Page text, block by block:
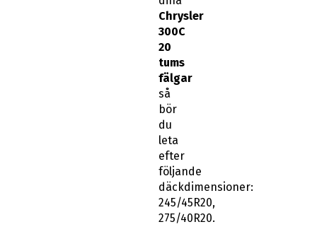
Chrysler
300C
20
tums
fälgar
så
bör
du
leta
efter
följande
däckdimensioner:
245/45R20,
275/40R20.